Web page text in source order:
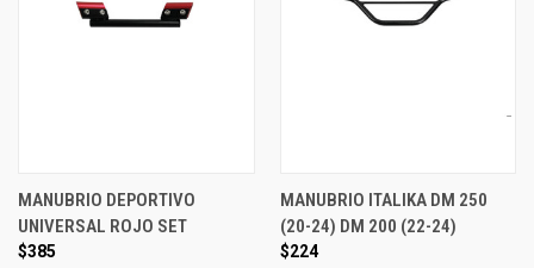
MANUBRIO DEPORTIVO
UNIVERSAL ROJO SET
$385
MANUBRIO ITALIKA DM 250
(20-24) DM 200 (22-24)
$224